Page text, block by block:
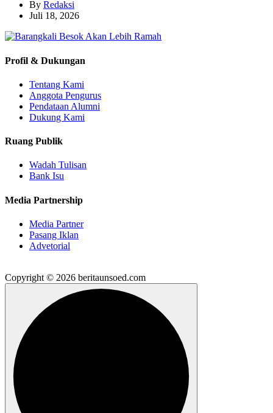
By Redaksi
Juli 18, 2026
Profil & Dukungan
Tentang Kami
Anggota Pengurus
Pendataan Alumni
Dukung Kami
Ruang Publik
Wadah Tulisan
Bank Isu
Media Partnership
Media Partner
Pasang Iklan
Advetorial
Copyright © 2026 beritaunsoed.com